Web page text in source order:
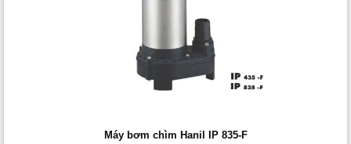
Máy bơm chìm Hanil IP 835-F